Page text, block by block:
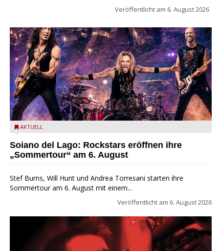
Veröffentlicht am 6. August 2026
Stef Burns, Will Hunt und Andrea Torresani im Summer Rock
AKTUELL
Soiano del Lago: Rockstars eröffnen ihre
„Sommertour“ am 6. August
Stef Burns, Will Hunt und Andrea Torresani starten ihre
Sommertour am 6. August mit einem...
Veröffentlicht am 6. August 2026